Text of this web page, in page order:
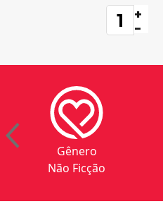
+
-
Gênero
Não Ficção